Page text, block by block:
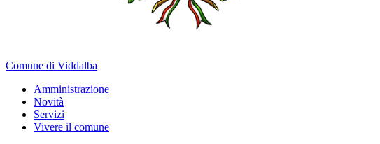
Comune di Viddalba
Amministrazione
Novità
Servizi
Vivere il comune